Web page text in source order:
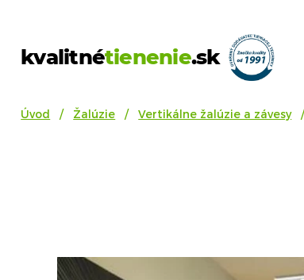
kvalitnétienenie.sk
Úvod Žalúzie Vertikálne žalúzie a závesy